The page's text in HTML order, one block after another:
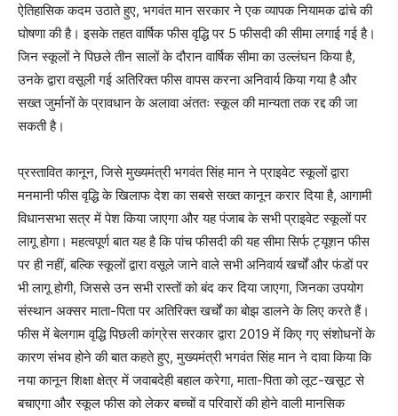
ऐतिहासिक कदम उठाते हुए, भगवंत मान सरकार ने एक व्यापक नियामक ढांचे की
घोषणा की है। इसके तहत वार्षिक फीस वृद्धि पर 5 फीसदी की सीमा लगाई गई है।
जिन स्कूलों ने पिछले तीन सालों के दौरान वार्षिक सीमा का उल्लंघन किया है,
उनके द्वारा वसूली गई अतिरिक्त फीस वापस करना अनिवार्य किया गया है और
सख्त जुर्मानों के प्रावधान के अलावा अंततः स्कूल की मान्यता तक रद्द की जा
सकती है।
प्रस्तावित कानून, जिसे मुख्यमंत्री भगवंत सिंह मान ने प्राइवेट स्कूलों द्वारा
मनमानी फीस वृद्धि के खिलाफ देश का सबसे सख्त कानून करार दिया है, आगामी
विधानसभा सत्र में पेश किया जाएगा और यह पंजाब के सभी प्राइवेट स्कूलों पर
लागू होगा। महत्वपूर्ण बात यह है कि पांच फीसदी की यह सीमा सिर्फ ट्यूशन फीस
पर ही नहीं, बल्कि स्कूलों द्वारा वसूले जाने वाले सभी अनिवार्य खर्चों और फंडों पर
भी लागू होगी, जिससे उन सभी रास्तों को बंद कर दिया जाएगा, जिनका उपयोग
संस्थान अक्सर माता-पिता पर अतिरिक्त खर्चों का बोझ डालने के लिए करते हैं।
फीस में बेलगाम वृद्धि पिछली कांग्रेस सरकार द्वारा 2019 में किए गए संशोधनों के
कारण संभव होने की बात कहते हुए, मुख्यमंत्री भगवंत सिंह मान ने दावा किया कि
नया कानून शिक्षा क्षेत्र में जवाबदेही बहाल करेगा, माता-पिता को लूट-खसूट से
बचाएगा और स्कूल फीस को लेकर बच्चों व परिवारों की होने वाली मानसिक